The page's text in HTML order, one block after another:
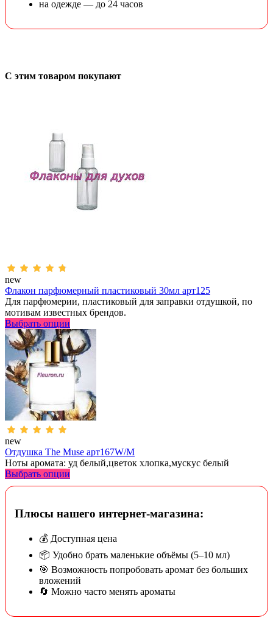
на одежде — до 24 часов
С этим товаром покупают
new
Флакон парфюмерный пластиковый 30мл арт125
Для парфюмерии, пластиковый для заправки отдушкой, по
мотивам известных брендов.
Выбрать опции
new
Отдушка The Muse арт167W/M
Ноты аромата: уд белый,цветок хлопка,мускус белый
Выбрать опции
Плюсы нашего интернет-магазина:
💰 Доступная цена
📦 Удобно брать маленькие объёмы (5–10 мл)
🎯 Возможность попробовать аромат без больших
вложений
🔄 Можно часто менять ароматы